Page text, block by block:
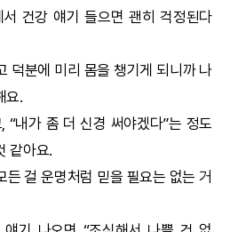
건강 얘기 들으면 괜히 걱정된다
덕분에 미리 몸을 챙기게 되니까 나
요.
“내가 좀 더 신경 써야겠다”는 정도
같아요.
든 걸 운명처럼 믿을 필요는 없는 거